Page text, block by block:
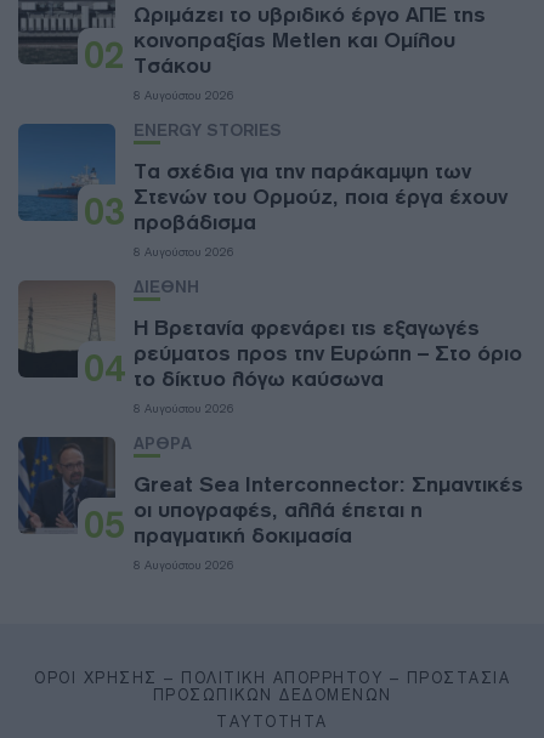
02
Ωριμάζει το υβριδικό έργο ΑΠΕ της
κοινοπραξίας Metlen και Ομίλου
Τσάκου
8 Αυγούστου 2026
03
ENERGY STORIES
Τα σχέδια για την παράκαμψη των
Στενών του Ορμούζ, ποια έργα έχουν
προβάδισμα
8 Αυγούστου 2026
04
ΔΙΕΘΝΗ
Η Βρετανία φρενάρει τις εξαγωγές
ρεύματος προς την Ευρώπη – Στο όριο
το δίκτυο λόγω καύσωνα
8 Αυγούστου 2026
05
ΑΡΘΡΑ
Great Sea Interconnector: Σημαντικές
οι υπογραφές, αλλά έπεται η
πραγματική δοκιμασία
8 Αυγούστου 2026
ΌΡΟΙ ΧΡΉΣΗΣ – ΠΟΛΙΤΙΚΉ ΑΠΟΡΡΉΤΟΥ – ΠΡΟΣΤΑΣΊΑ
ΠΡΟΣΩΠΙΚΏΝ ΔΕΔΟΜΈΝΩΝ
ΤΑΥΤΌΤΗΤΑ